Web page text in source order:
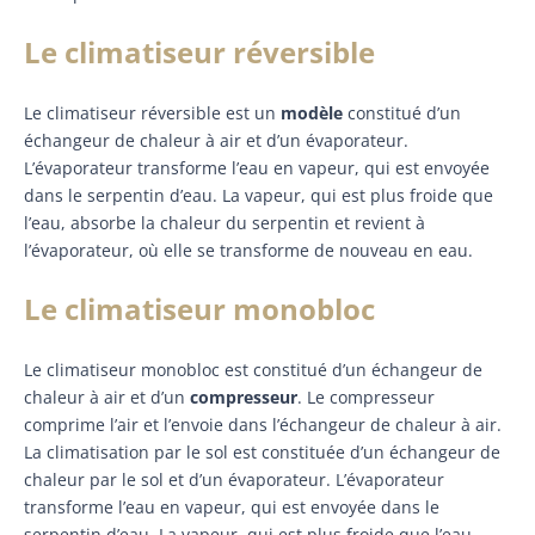
Le climatiseur réversible
Le climatiseur réversible est un modèle constitué d’un
échangeur de chaleur à air et d’un évaporateur.
L’évaporateur transforme l’eau en vapeur, qui est envoyée
dans le serpentin d’eau. La vapeur, qui est plus froide que
l’eau, absorbe la chaleur du serpentin et revient à
l’évaporateur, où elle se transforme de nouveau en eau.
Le climatiseur monobloc
Le climatiseur monobloc est constitué d’un échangeur de
chaleur à air et d’un compresseur. Le compresseur
comprime l’air et l’envoie dans l’échangeur de chaleur à air.
La climatisation par le sol est constituée d’un échangeur de
chaleur par le sol et d’un évaporateur. L’évaporateur
transforme l’eau en vapeur, qui est envoyée dans le